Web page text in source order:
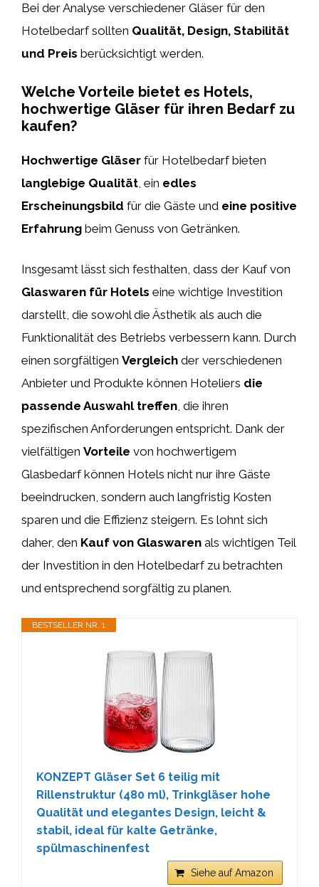
Bei der Analyse verschiedener Gläser für den
Hotelbedarf sollten Qualität, Design, Stabilität
und Preis berücksichtigt werden.
Welche Vorteile bietet es Hotels,
hochwertige Gläser für ihren Bedarf zu
kaufen?
Hochwertige Gläser für Hotelbedarf bieten
langlebige Qualität , ein edles
Erscheinungsbild für die Gäste und eine positive
Erfahrung beim Genuss von Getränken.
Insgesamt lässt sich festhalten, dass der Kauf von
Glaswaren für Hotels eine wichtige Investition
darstellt, die sowohl die Ästhetik als auch die
Funktionalität des Betriebs verbessern kann. Durch
einen sorgfältigen Vergleich der verschiedenen
Anbieter und Produkte können Hoteliers die
passende Auswahl treffen, die ihren
spezifischen Anforderungen entspricht. Dank der
vielfältigen Vorteile von hochwertigem
Glasbedarf können Hotels nicht nur ihre Gäste
beeindrucken, sondern auch langfristig Kosten
sparen und die Effizienz steigern. Es lohnt sich
daher, den Kauf von Glaswaren als wichtigen Teil
der Investition in den Hotelbedarf zu betrachten
und entsprechend sorgfältig zu planen.
BESTSELLER NR. 1
KONZEPT Gläser Set 6 teilig mit
Rillenstruktur (480 ml), Trinkgläser hohe
Qualität und elegantes Design, leicht &
stabil, ideal für kalte Getränke,
spülmaschinenfest
Siehe auf Amazon